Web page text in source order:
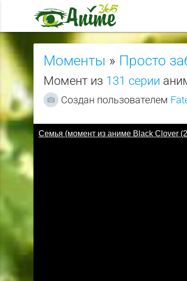
Моменты » Просто
Момент из 131 серии
Создан пользователем